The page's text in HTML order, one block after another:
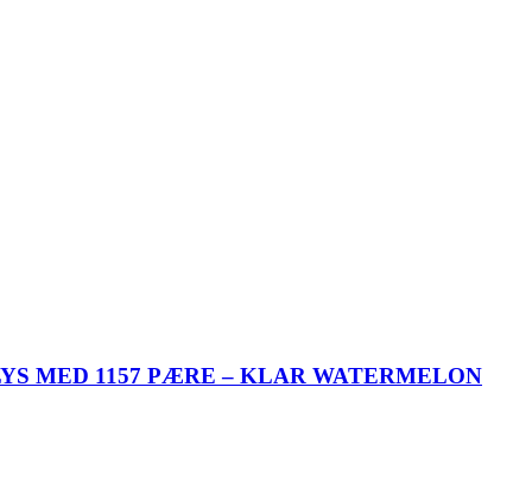
MED 1157 PÆRE – KLAR WATERMELON